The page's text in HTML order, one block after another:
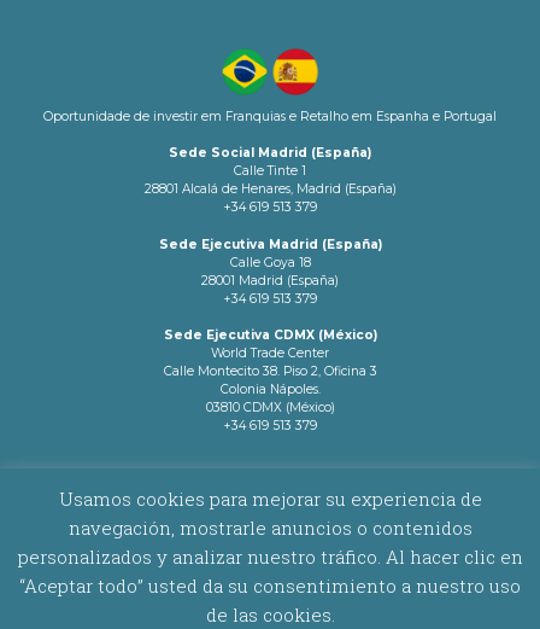
Oportunidade de investir em Franquias e Retalho em Espanha e Portugal
Sede Social Madrid (España)
Calle Tinte 1
28801 Alcalá de Henares, Madrid (España)
+34 619 513 379
Sede Ejecutiva Madrid (España)
Calle Goya 18
28001 Madrid (España)
+34 619 513 379
Sede Ejecutiva CDMX (México)
World Trade Center
Calle Montecito 38. Piso 2, Oficina 3
Colonia Nápoles.
03810 CDMX (México)
+34 619 513 379
AVISO LEGAL
Copyright © 2026 Latam Networks. Todos los derechos reservados.
Usamos cookies para mejorar su experiencia de
navegación, mostrarle anuncios o contenidos
personalizados y analizar nuestro tráfico. Al hacer clic en
“Aceptar todo” usted da su consentimiento a nuestro uso
de las cookies.